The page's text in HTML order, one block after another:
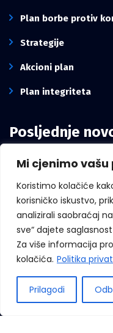
Mi cjenimo
Koristimo kolačiće
korisničko iskustvo,
analizirali saobraćaj
sve“ dajete
Za više informacija
kolačića. Politika
Prilagodi
Plan borbe protiv
Strategije
Akcioni plan
Plan integriteta
Posljednje
Intervju
Mirze
zavisi i od